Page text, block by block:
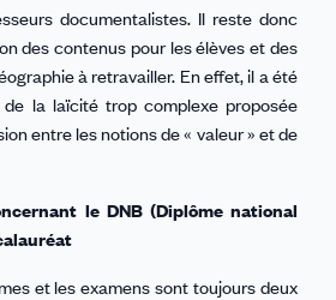
documentalistes. Il reste donc
des contenus pour les élèves et des
à retravailler. En effet, il a été
la laïcité trop complexe proposée
entre les notions de « valeur » et de
le DNB (Diplôme national
et les examens sont toujours deux